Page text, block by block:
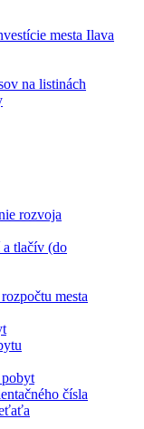
mesta Ilava
na listinách
rozvoja
a tlačív (do
mesta
čísla